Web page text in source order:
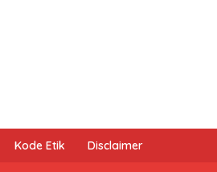
Kode Etik Disclaimer